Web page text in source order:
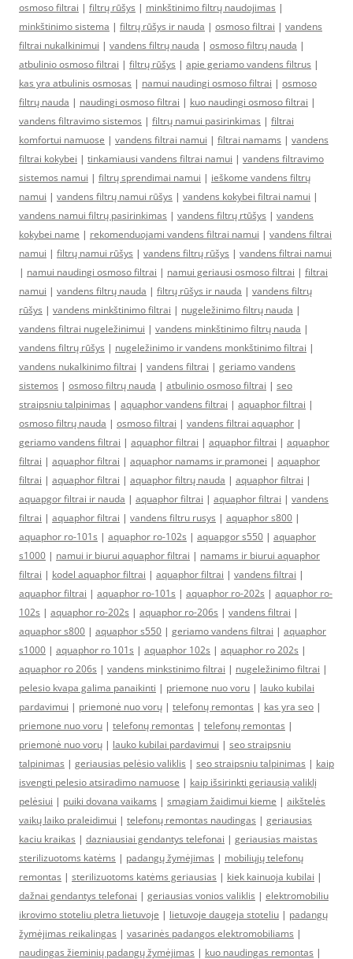
osmoso filtrai | filtrų rūšys | minkštinimo filtrų naudojimas |
minkštinimo sistema | filtrų rūšys ir nauda | osmoso filtrai | vandens
filtrai nukalkinimui | vandens filtrų nauda | osmoso filtrų nauda |
atbulinio osmoso filtrai | filtrų rūšys | apie geriamo vandens filtrus |
kas yra atbulinis osmosas | namui naudingi osmoso filtrai | osmoso
filtrų nauda | naudingi osmoso filtrai | kuo naudingi osmoso filtrai |
vandens filtravimo sistemos | filtrų namui pasirinkimas | filtrai
komfortui namuose | vandens filtrai namui | filtrai namams | vandens
filtrai kokybei | tinkamiausi vandens filtrai namui | vandens filtravimo
sistemos namui | filtrų sprendimai namui | ieškome vandens filtrų
namui | vandens filtrų namui rūšys | vandens kokybei filtrai namui |
vandens namui filtrų pasirinkimas | vandens filtrų rtūšys | vandens
kokybei name | rekomenduojami vandens filtrai namui | vandens filtrai
namui | filtrų namui rūšys | vandens filtrų rūšys | vandens filtrai namui
| namui naudingi osmoso filtrai | namui geriausi osmoso filtrai | filtrai
namui | vandens filtrų nauda | filtrų rūšys ir nauda | vandens filtrų
rūšys | vandens minkštinimo filtrai | nugeležinimo filtrų nauda |
vandens filtrai nugeležinimui | vandens minkštinimo filtrų nauda |
vandens filtrų rūšys | nugeležinimo ir vandens monkštinimo filtrai |
vandens nukalkinimo filtrai | vandens filtrai | geriamo vandens
sistemos | osmoso filtrų nauda | atbulinio osmoso filtrai | seo
straipsniu talpinimas | aquaphor vandens filtrai | aquaphor filtrai |
osmoso filtrų nauda | osmoso filtrai | vandens filtrai aquaphor |
geriamo vandens filtrai | aquaphor filtrai | aquaphor filtrai | aquaphor
filtrai | aquaphor filtrai | aquaphor namams ir pramonei | aquaphor
filtrai | aquaphor filtrai | aquaphor filtrų nauda | aquaphor filtrai |
aquapgor filtrai ir nauda | aquaphor filtrai | aquaphor filtrai | vandens
filtrai | aquaphor filtrai | vandens filtru rusys | aquaphor s800 |
aquaphor ro-101s | aquaphor ro-102s | aquapgor s550 | aquaphor
s1000 | namui ir biurui aquaphor filtrai | namams ir biurui aquaphor
filtrai | kodel aquaphor filtrai | aquaphor filtrai | vandens filtrai |
aquaphor filtrai | aquaphor ro-101s | aquaphor ro-202s | aquaphor ro-
102s | aquaphor ro-202s | aquaphor ro-206s | vandens filtrai |
aquaphor s800 | aquaphor s550 | geriamo vandens filtrai | aquaphor
s1000 | aquaphor ro 101s | aquaphor 102s | aquaphor ro 202s |
aquaphor ro 206s | vandens minkstinimo filtrai | nugeležinimo filtrai |
pelesio kvapa galima panaikinti | priemone nuo voru | lauko kubilai
pardavimui | priemonė nuo vorų | telefonų remontas | kas yra seo |
priemone nuo voru | telefonų remontas | telefonų remontas |
priemonė nuo vorų | lauko kubilai pardavimui | seo straipsniu
talpinimas | geriausias pelėsio valiklis | seo straipsniu talpinimas | kaip
isvengti pelesio atsiradimo namuose | kaip išsirinkti geriausią valiklį
pelėsiui | puiki dovana vaikams | smagiam žaidimui kieme | aikštelės
vaikų laiko praleidimui | telefonų remontas naudingas | geriausias
kaciu kraikas | dazniausiai gendantys telefonai | geriausias maistas
sterilizuotoms katėms | padangų žymėjimas | mobiliųjų telefonų
remontas | sterilizuotoms katėms geriausias | kiek kainuoja kubilai |
dažnai gendantys telefonai | geriausias vonios valiklis | elektromobiliu
ikrovimo stoteliu pletra lietuvoje | lietuvoje daugeja stoteliu | padangų
žymėjimas reikalingas | vasarinės padangos elektromobiliams |
naudingas žieminių padangų žymėjimas | kuo naudingas remontas |